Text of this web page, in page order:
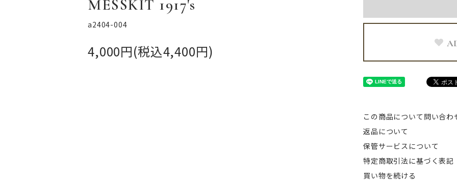
MESSKIT 1917's
a2404-004
4,000円(税込4,400円)
この商品について問い合わ
返品について
保管サービスについて
特定商取引法に基づく表記
買い物を続ける